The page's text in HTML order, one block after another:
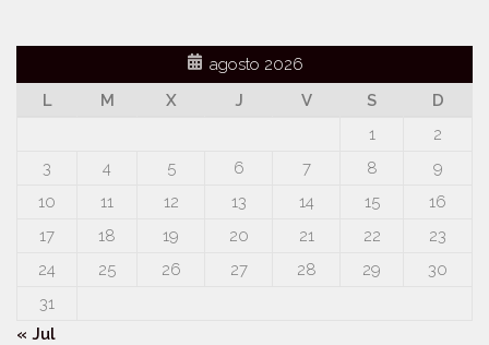
agosto 2026
L
M X J V S
D
1
2
3
4 5 6 7 8
9
10
11 12 13 14 15
16
17
18 19 20 21 22
23
24
25 26 27 28 29
30
31
« Jul